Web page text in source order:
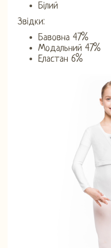
Білий
Звідки:
Бавовна 47%
Модальний 47%
Еластан 6%